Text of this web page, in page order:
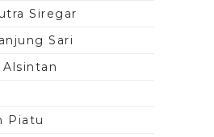
Siregar
Sari
Piatu